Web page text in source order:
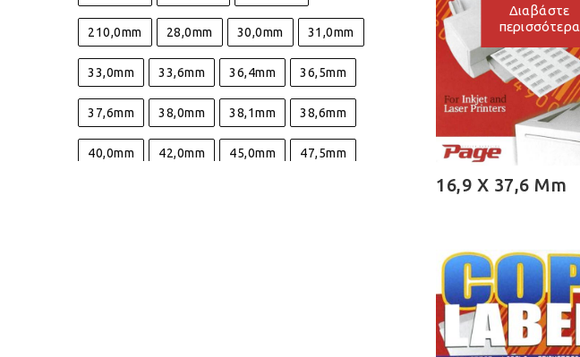
Διαβάστε
περισσότερα
16,9 X 37,6 Mm
73,8mm 90,0mm 98,0mm
210,0mm 28,0mm 30,0mm 31,0mm
33,0mm 33,6mm 36,4mm 36,5mm
37,6mm 38,0mm 38,1mm 38,6mm
40,0mm 42,0mm 45,0mm 47,5mm